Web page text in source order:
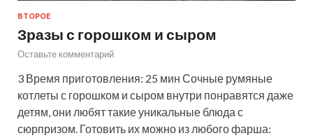
ВТОРОЕ
Зразы с горошком и сыром
Оставьте комментарий
3 Время приготовления: 25 мин Сочные румяные
котлеты с горошком и сыром внутри понравятся даже
детям, они любят такие уникальные блюда с
сюрпризом. Готовить их можно из любого фарша: